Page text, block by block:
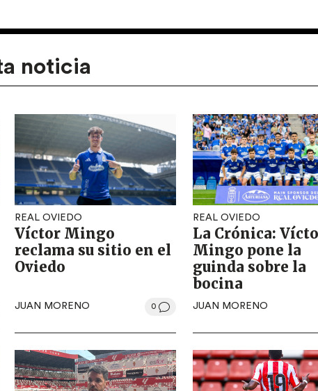
noticia
REAL OVIEDO
Víctor Mingo
reclama su sitio en el
Oviedo
JUAN MORENO 0
REAL OVIEDO
La Crónica:
Mingo pone la
guinda sobre la
bocina
JUAN MORENO